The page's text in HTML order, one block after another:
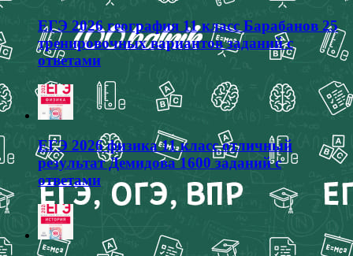
ЕГЭ 2026 география 11 класс Барабанов 25
тренировочных вариантов заданий с
ответами
ЕГЭ 2026 физика 11 класс отличный
результат Демидова 1600 заданий с
ответами